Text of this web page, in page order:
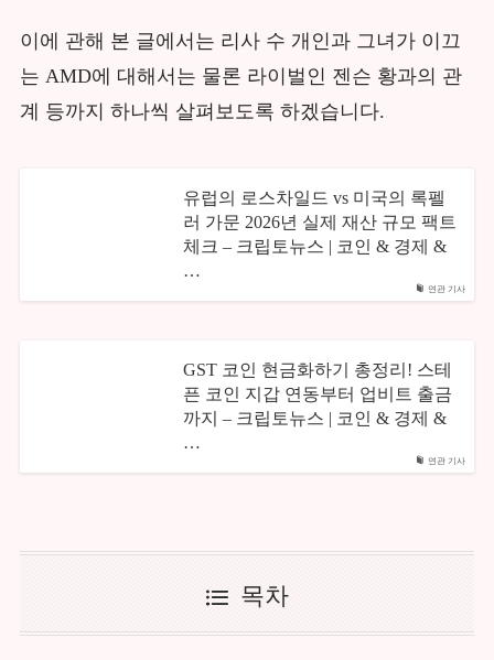
이에 관해 본 글에서는 리사 수 개인과 그녀가 이끄
는 AMD에 대해서는 물론 라이벌인 젠슨 황과의 관
계 등까지 하나씩 살펴보도록 하겠습니다.
연관 기사
유럽의 로스차일드 vs 미국의 록펠
러 가문 2026년 실제 재산 규모 팩트
체크 – 크립토뉴스 | 코인 & 경제 &
…
연관 기사
GST 코인 현금화하기 총정리! 스테
픈 코인 지갑 연동부터 업비트 출금
까지 – 크립토뉴스 | 코인 & 경제 &
…
목차